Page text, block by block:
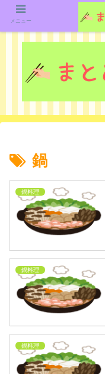
グルメ関連のいろいろなニュ
鍋
鍋料理
鍋料理
鍋料理
メニュー